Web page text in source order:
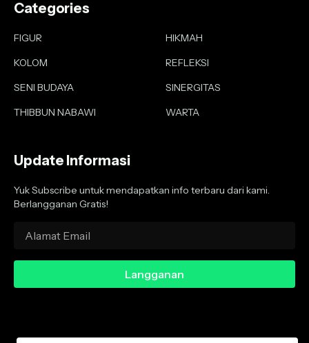
Categories
FIGUR
HIKMAH
KOLOM
REFLEKSI
SENI BUDAYA
SINERGITAS
THIBBUN NABAWI
WARTA
Update Informasi
Yuk Subscribe untuk mendapatkan info terbaru dari kami.
Berlangganan Gratis!